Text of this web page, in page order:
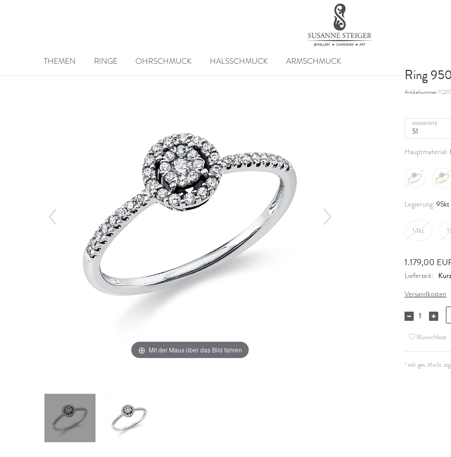
THEMEN RINGE OHRSCHMUCK HALSSCHMUCK ARMSCHMUCK
Mit der Maus über das Bild fahren
Ring
Artikelnummer
RINGWEITE
Hauptmaterial:
Legierung: 95kt
14kt
1.179,00
Lieferzeit:
Versandkosten
Wunschliste
* inkl. ges. MwSt.